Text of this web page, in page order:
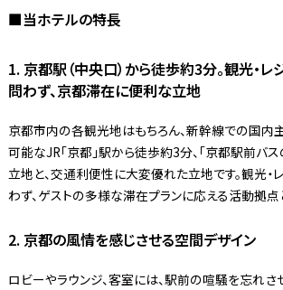
■当ホテルの特長
1. 京都駅（中央口）から徒歩約3分。観光・レ
問わず、京都滞在に便利な立地
京都市内の各観光地はもちろん、新幹線での国内
可能なJR「京都」駅から徒歩約3分、「京都駅前バ
立地と、交通利便性に大変優れた立地です。観光・
わず、ゲストの多様な滞在プランに応える活動拠点
2. 京都の風情を感じさせる空間デザイン
ロビーやラウンジ、客室には、駅前の喧騒を忘れ